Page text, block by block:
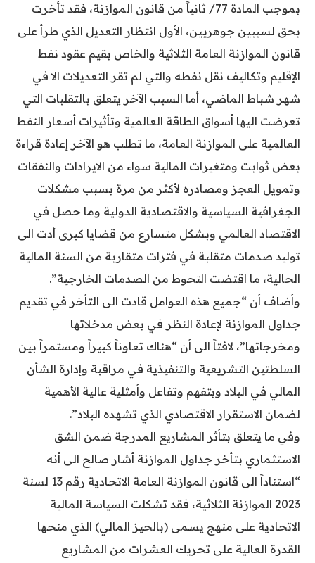
بموجب المادة 77/ ثانياً من قانون الموازنة، فقد تأخرت
بحق لسببين جوهريين، الأول انتظار التعديل الذي طرأ على
قانون الموازنة العامة الثلاثية والخاص بقيم عقود نفط
الإقليم وتكاليف نقل نفطه والتي لم تقر التعديلات الا في
شهر شباط الماضي، أما السبب الآخر يتعلق بالتقلبات التي
تعرضت اليها أسواق الطاقة العالمية وتأثيرات أسعار النفط
العالمية على الموازنة العامة، ما تطلب هو الآخر إعادة قراءة
بعض ثوابت ومتغيرات المالية سواء من الايرادات والنفقات
وتمويل العجز ومصادره لأكثر من مرة بسبب مشكلات
الجغرافية السياسية والاقتصادية الدولية وما حصل في
الاقتصاد العالمي وبشكل متسارع من قضايا كبرى أدت الى
توليد صدمات متقلبة في فترات متقاربة من السنة المالية
الحالية، ما اقتضت التحوط من الصدمات الخارجية”.
وأضاف أن “جميع هذه العوامل قادت الى التأخر في تقديم
جداول الموازنة لإعادة النظر في بعض مدخلاتها
ومخرجاتها”، لافتاً الى أن “هناك تعاوناً كبيراً ومستمراً بين
السلطتين التشريعية والتنفيذية في مراقبة وإدارة الشأن
المالي في البلاد وبتفهم وتفاعل وأمثلية عالية الأهمية
لضمان الاستقرار الاقتصادي الذي تشهده البلاد”.
وفي ما يتعلق بتأثر المشاريع المدرجة ضمن الشق
الاستثماري بتأخر جداول الموازنة أشار صالح الى أنه
“استناداً الى قانون الموازنة العامة الاتحادية رقم 13 لسنة
2023 الموازنة الثلاثية، فقد تشكلت السياسة المالية
الاتحادية على منهج يسمى (بالحيز المالي) الذي منحها
القدرة العالية على تحريك العشرات من المشاريع